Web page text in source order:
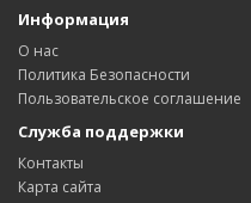
Информация
О нас
Политика Безопасности
Пользовательское соглашение
Служба поддержки
Контакты
Карта сайта